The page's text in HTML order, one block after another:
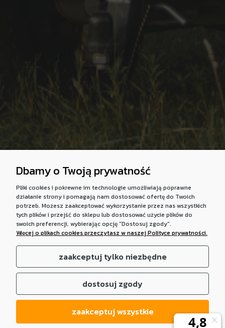
Dbamy o Twoją prywatność
Pliki cookies i pokrewne im technologie umożliwiają poprawne
działanie strony i pomagają nam dostosować ofertę do Twoich
potrzeb. Możesz zaakceptować wykorzystanie przez nas wszystkich
tych plików i przejść do sklepu lub dostosować użycie plików do
swoich preferencji, wybierając opcję "Dostosuj zgody".
Więcej o plikach cookies przeczytasz w naszej Polityce prywatności.
zaakceptuj tylko niezbędne
dostosuj zgody
zaakceptuj wszystkie